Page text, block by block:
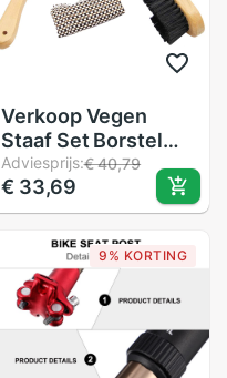
Verkoop Vegen
Staaf Set Borstel
Rechte Borstel
Zwembad Tafel
Schoonmaken Tool
Snooker
Schoonmaken Tool
Biljart Accessoires
Adviesprijs:€ 40,79
€ 33,69
9% KORTING